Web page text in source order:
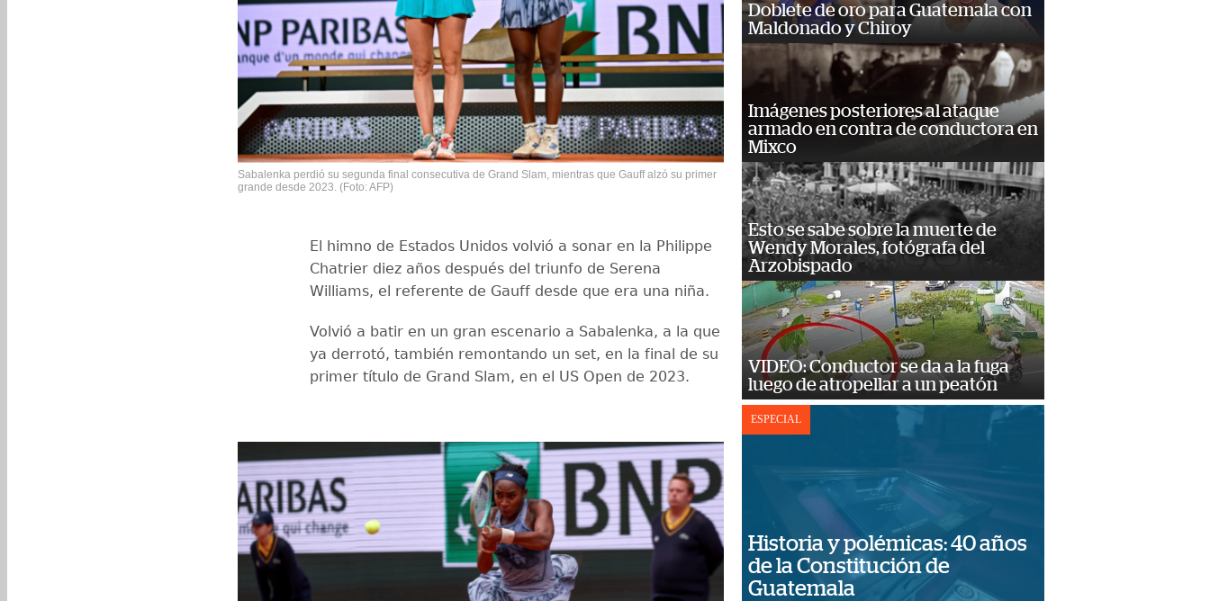
Sabalenka perdió su segunda final consecutiva de Grand Slam, mientras que Gauff alzó su primer
grande desde 2023. (Foto: AFP)
El himno de Estados Unidos volvió a sonar en la Philippe
Chatrier diez años después del triunfo de Serena
Williams, el referente de Gauff desde que era una niña.
Volvió a batir en un gran escenario a Sabalenka, a la que
ya derrotó, también remontando un set, en la final de su
primer título de Grand Slam, en el US Open de 2023.
Doblete de oro para Guatemala con
Maldonado y Chiroy
Imágenes posteriores al ataque
armado en contra de conductora en
Mixco
Esto se sabe sobre la muerte de
Wendy Morales, fotógrafa del
Arzobispado
VIDEO: Conductor se da a la fuga
luego de atropellar a un peatón
ESPECIAL
Historia y polémicas: 40 años
de la Constitución de
Guatemala